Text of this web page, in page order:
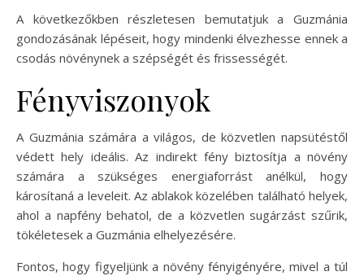
A következőkben részletesen bemutatjuk a Guzmánia
gondozásának lépéseit, hogy mindenki élvezhesse ennek a
csodás növénynek a szépségét és frissességét.
Fényviszonyok
A Guzmánia számára a világos, de közvetlen napsütéstől
védett hely ideális. Az indirekt fény biztosítja a növény
számára a szükséges energiaforrást anélkül, hogy
károsítaná a leveleit. Az ablakok közelében található helyek,
ahol a napfény behatol, de a közvetlen sugárzást szűrik,
tökéletesek a Guzmánia elhelyezésére.
Fontos, hogy figyeljünk a növény fényigényére, mivel a túl